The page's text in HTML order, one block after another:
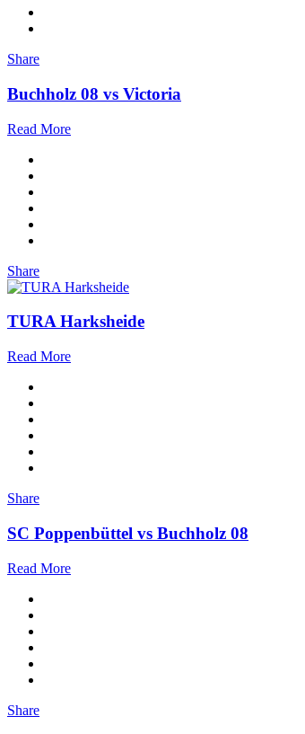
Share
Buchholz 08 vs Victoria
Read More
Share
TURA Harksheide
Read More
Share
SC Poppenbüttel vs Buchholz 08
Read More
Share